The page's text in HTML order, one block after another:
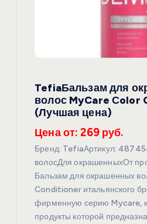
TefiaБальзам для
волос MyCare Сolor
(Лучшая цена)
Цена от: 269 руб.
Бренд: TefiaАртикул:
волосДля окрашенныхОт
Бальзам для окрашенных
Conditioner итальянского
фирменную серию Mycare,
продукты которой